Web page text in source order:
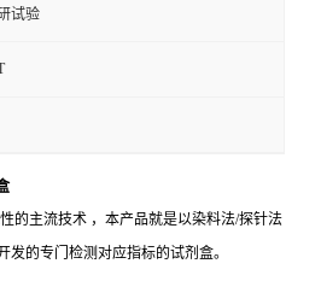
试验
的主流技术 ，本产品就是以染料法/探针法
发的专门检测对应指标的试剂盒。